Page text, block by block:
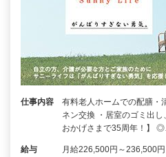
仕事内容
有料老人ホームでの配膳・
ネン交換 ・居室のゴミ出
おかげさまで35周年！】
給与 月給226,500円～236,500